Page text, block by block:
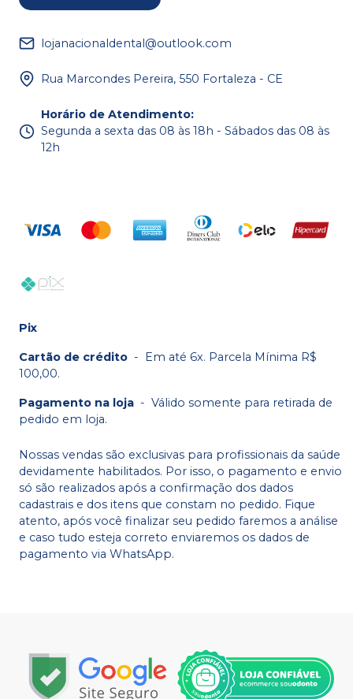
lojanacionaldental@outlook.com
Rua Marcondes Pereira, 550 Fortaleza - CE
Horário de Atendimento:
Segunda a sexta das 08 às 18h - Sábados das 08 às
12h
Pix
Cartão de crédito - Em até 6x. Parcela Mínima R$
100,00.
Pagamento na loja - Válido somente para retirada de
pedido em loja.
Nossas vendas são exclusivas para profissionais da saúde
devidamente habilitados. Por isso, o pagamento e envio
só são realizados após a confirmação dos dados
cadastrais e dos itens que constam no pedido. Fique
atento, após você finalizar seu pedido faremos a análise
e caso tudo esteja correto enviaremos os dados de
pagamento via WhatsApp.